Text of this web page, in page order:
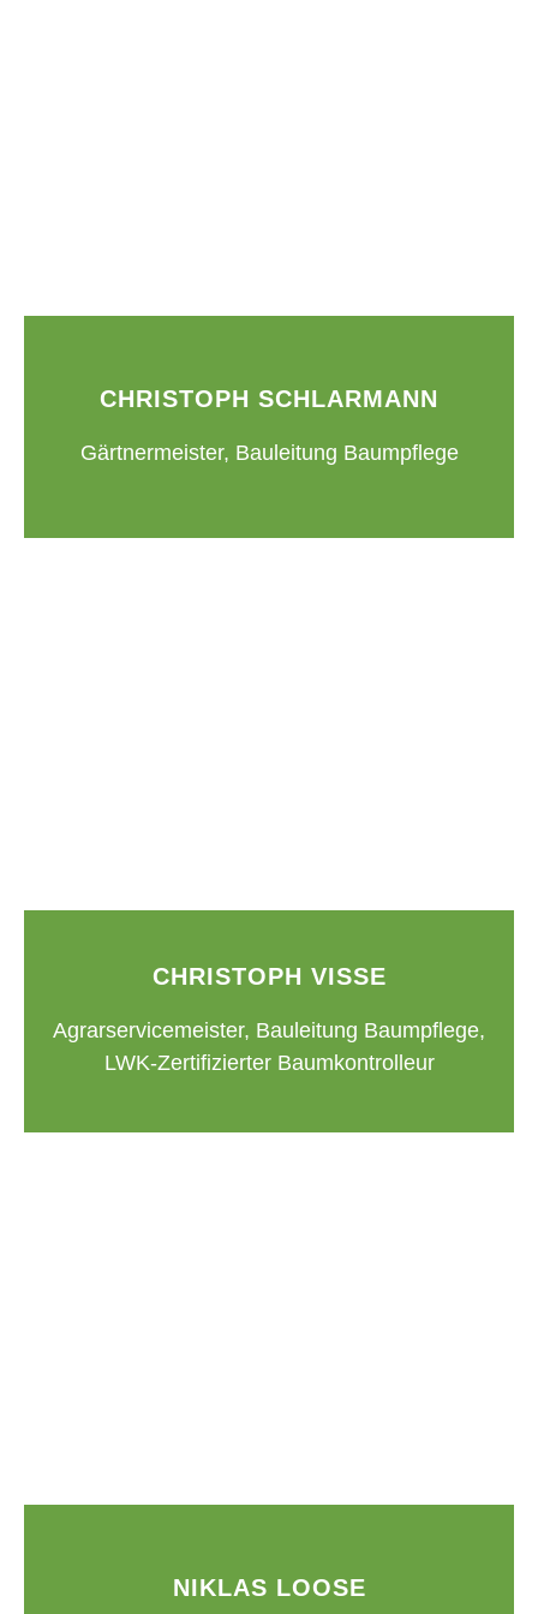
CHRISTOPH SCHLARMANN
Gärtnermeister, Bauleitung Baumpflege
CHRISTOPH VISSE
Agrarservicemeister, Bauleitung Baumpflege,
LWK-Zertifizierter Baumkontrolleur
NIKLAS LOOSE